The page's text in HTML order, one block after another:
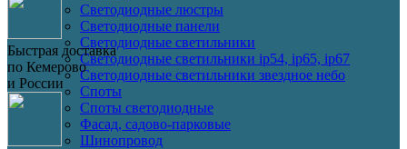
Светодиодные люстры
Светодиодные панели
Светодиодные светильники
Светодиодные светильники ip54, ip65, ip67
Светодиодные светильники звездное небо
Споты
Споты светодиодные
Фасад, садово-парковые
Шинопровод
Быстрая доставка
по Кемерово
и России